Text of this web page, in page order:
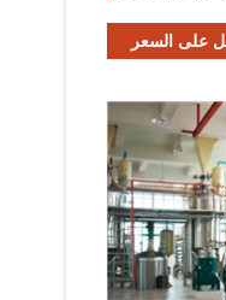
على السعر